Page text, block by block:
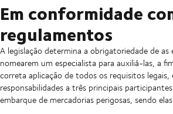
Em conformidade
regulamentos
A legislação determina a obrigatoriedade de as
nomearem um especialista para auxiliá-las, a
correta aplicação de todos os requisitos
responsabilidades a três principais
embarque de mercadorias perigosas, sendo